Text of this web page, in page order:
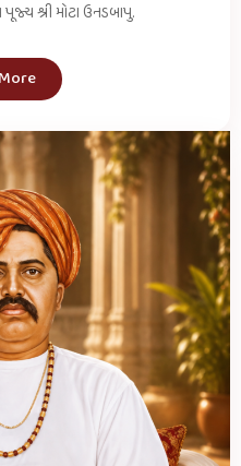
પૂજ્ય શ્રી મોટા ઉનડબાપુ.